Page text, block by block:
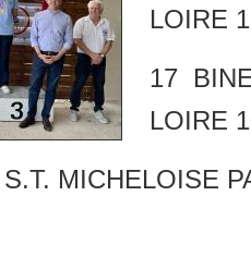
LOIRE
17
LOIRE
MICHELOISE